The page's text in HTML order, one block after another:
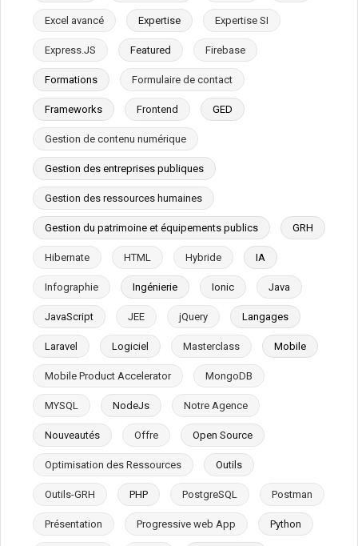
Excel avancé Expertise Expertise SI
Express.JS Featured Firebase
Formations Formulaire de contact
Frameworks Frontend GED
Gestion de contenu numérique
Gestion des entreprises publiques
Gestion des ressources humaines
Gestion du patrimoine et équipements publics GRH
Hibernate HTML Hybride IA
Infographie Ingénierie Ionic Java
JavaScript JEE jQuery Langages
Laravel Logiciel Masterclass Mobile
Mobile Product Accelerator MongoDB
MYSQL NodeJs Notre Agence
Nouveautés Offre Open Source
Optimisation des Ressources Outils
Outils-GRH PHP PostgreSQL Postman
Présentation Progressive web App Python